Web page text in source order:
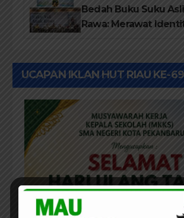
Bedah Buku Suku
Rawa: Merawat
UCAPAN IKLAN HUT RIAU KE-69